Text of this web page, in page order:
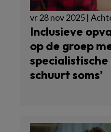
vr 28 nov 2025 |
Inclusieve
op de groep
schuurt soms’